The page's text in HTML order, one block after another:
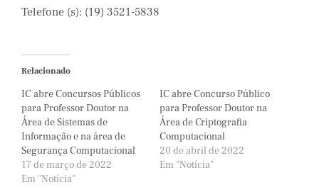
Telefone (s): (19) 3521-5838
Relacionado
IC abre Concursos Públicos
para Professor Doutor na
Área de Sistemas de
Informação e na área de
Segurança Computacional
17 de março de 2022
Em "Notícia"
IC abre Concurso Público
para Professor Doutor na
Área de Criptografia
Computacional
20 de abril de 2022
Em "Notícia"